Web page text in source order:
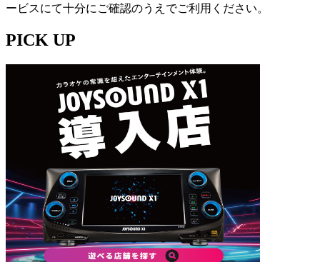
ービスにて十分にご確認のうえでご利用ください。
PICK UP